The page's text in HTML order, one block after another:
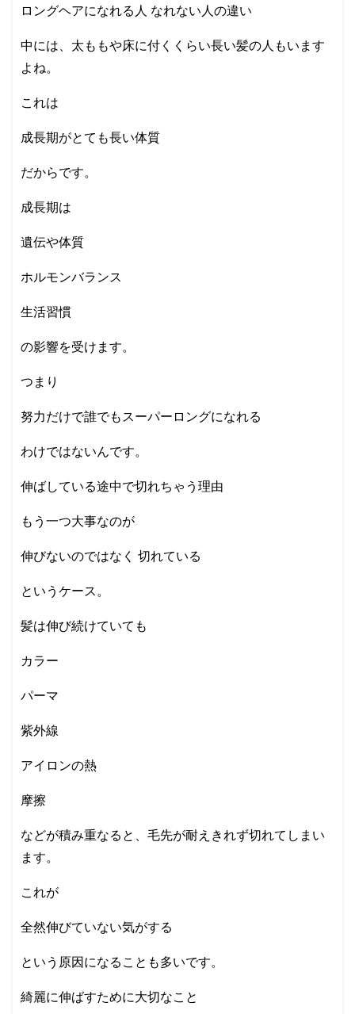
ロングヘアになれる人 なれない人の違い
中には、太ももや床に付くくらい長い髪の人もいます
よね。
これは
成長期がとても長い体質
だからです。
成長期は
遺伝や体質
ホルモンバランス
生活習慣
の影響を受けます。
つまり
努力だけで誰でもスーパーロングになれる
わけではないんです。
伸ばしている途中で切れちゃう理由
もう一つ大事なのが
伸びないのではなく 切れている
というケース。
髪は伸び続けていても
カラー
パーマ
紫外線
アイロンの熱
摩擦
などが積み重なると、毛先が耐えきれず切れてしまい
ます。
これが
全然伸びていない気がする
という原因になることも多いです。
綺麗に伸ばすために大切なこと